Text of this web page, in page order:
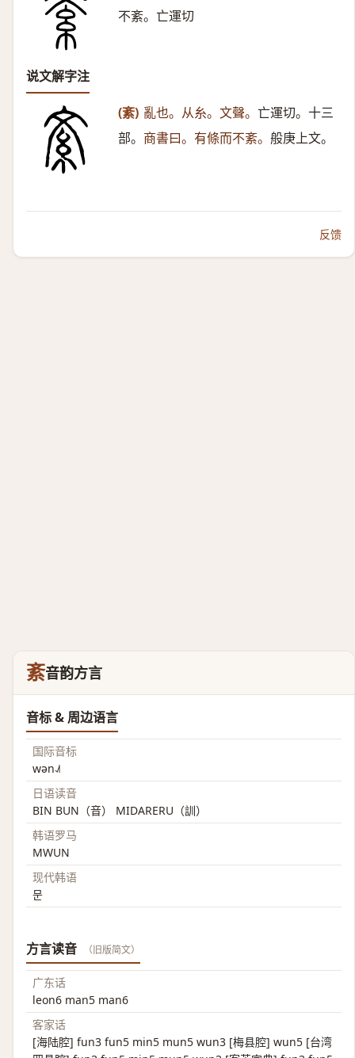
不紊。亡運切
说文解字注
(紊) 亂也。从糸。文聲。 亡運切。十三
部。 商書曰。有條而不紊。 般庚上文。
反馈
紊音韵方言
音标 & 周边语言
国际音标
wən˨˩˦
日语读音
BIN BUN（音） MIDARERU（訓）
韩语罗马
MWUN
现代韩语
문
方言读音 （旧版简文）
广东话
leon6 man5 man6
客家话
[海陆腔] fun3 fun5 min5 mun5 wun3 [梅县腔] wun5 [台湾